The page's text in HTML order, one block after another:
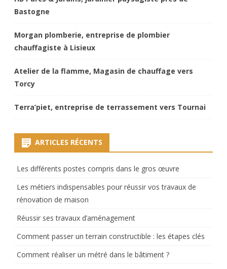
Bastogne
Morgan plomberie, entreprise de plombier
chauffagiste à Lisieux
Atelier de la flamme, Magasin de chauffage vers
Torcy
Terra’piet, entreprise de terrassement vers Tournai
ARTICLES RÉCENTS
Les différents postes compris dans le gros œuvre
Les métiers indispensables pour réussir vos travaux de
rénovation de maison
Réussir ses travaux d’aménagement
Comment passer un terrain constructible : les étapes clés
Comment réaliser un métré dans le bâtiment ?